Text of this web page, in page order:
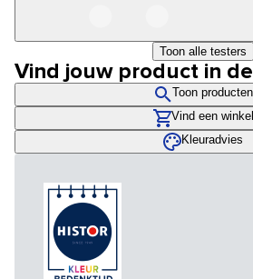
Toon alle testers
Vind jouw product in
Toon producten
Vind een winkel
Kleuradvies